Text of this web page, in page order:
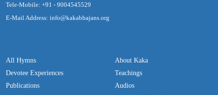
Tele-Mobile: +91 - 9004545529
E-Mail Address: info@kakabhajans.org
All Hymns
Devotee Experiences
Publications
About Kaka
Teachings
Audios